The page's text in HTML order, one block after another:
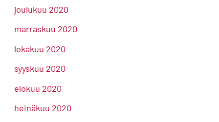
joulukuu 2020
marraskuu 2020
lokakuu 2020
syyskuu 2020
elokuu 2020
heinäkuu 2020